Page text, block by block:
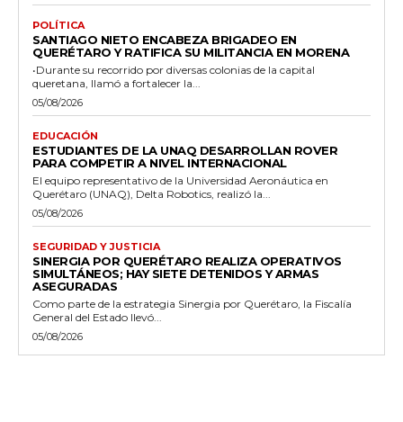
POLÍTICA
SANTIAGO NIETO ENCABEZA BRIGADEO EN
QUERÉTARO Y RATIFICA SU MILITANCIA EN MORENA
•Durante su recorrido por diversas colonias de la capital
queretana, llamó a fortalecer la...
05/08/2026
EDUCACIÓN
ESTUDIANTES DE LA UNAQ DESARROLLAN ROVER
PARA COMPETIR A NIVEL INTERNACIONAL
El equipo representativo de la Universidad Aeronáutica en
Querétaro (UNAQ), Delta Robotics, realizó la...
05/08/2026
SEGURIDAD Y JUSTICIA
SINERGIA POR QUERÉTARO REALIZA OPERATIVOS
SIMULTÁNEOS; HAY SIETE DETENIDOS Y ARMAS
ASEGURADAS
Como parte de la estrategia Sinergia por Querétaro, la Fiscalía
General del Estado llevó...
05/08/2026